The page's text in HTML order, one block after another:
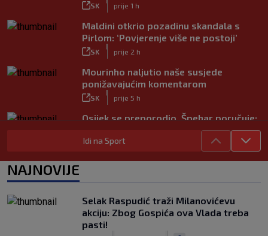
SK prije 1 h
Maldini otkrio pozadinu skandala s
Pirlom: ‘Povjerenje više ne postoji’
SK prije 2 h
Mourinho naljutio naše susjede
ponižavajućim komentarom
SK prije 5 h
Osijek se preporodio, Špehar poručuje:
SK
|
prije 3 h
Carević nakon drugog poraza: ‘Ne
SK prije 6 h
Zekić sasuo kritike nakon remija: ‘O
Idi na Sport
NAJNOVIJE
Selak Raspudić traži Milanovićevu
akciju: Zbog Gospića ova Vlada treba
pasti!